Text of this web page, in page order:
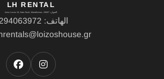
LH RENTAL
العنوان: Ierou Loxou 10, Kato Souli, Marathonas, 19007
الهاتف: 2294063972